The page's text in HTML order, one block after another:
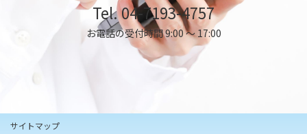
Tel. 04-7193-4757
お電話の受付時間 9:00 ～ 17:00
サイトマップ